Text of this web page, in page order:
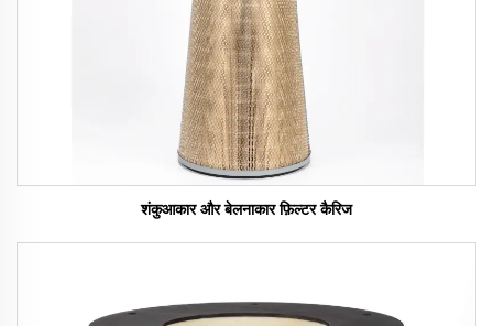
शंकुआकार और बेलनाकार फ़िल्टर कैरिज